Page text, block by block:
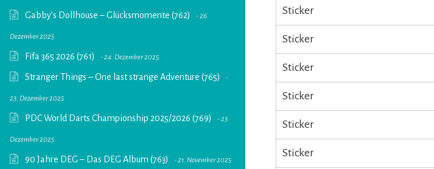
Gabby’s Dollhouse – Glücksmomente (762) 26.
Dezember 2025
Fifa 365 2026 (761) 24. Dezember 2025
Stranger Things – One last strange Adventure (765)
23. Dezember 2025
PDC World Darts Championship 2025/2026 (769) 23.
Dezember 2025
90 Jahre DEG – Das DEG Album (763) 21. November 2025
Sticker
Sticker
Sticker
Sticker
Sticker
Sticker